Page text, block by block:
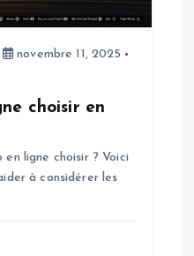
novembre 11, 2025
choisir en
en ligne choisir ? Voici
à considérer les